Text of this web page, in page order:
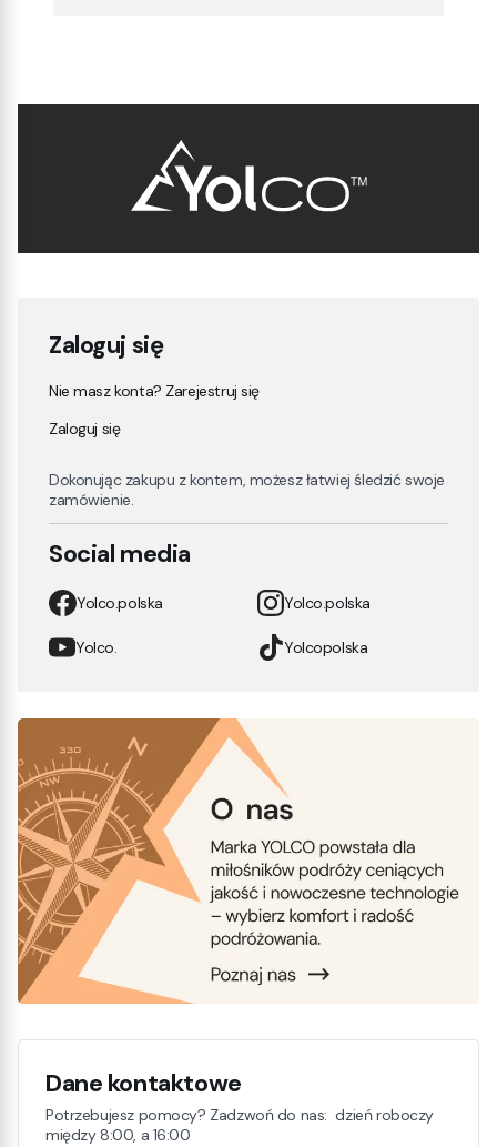
Zaloguj się
Nie masz konta? Zarejestruj się
Zaloguj się
Dokonując zakupu z kontem, możesz łatwiej śledzić swoje
zamówienie.
Social media
Yolco.polska Yolco.polska
Yolco. Yolcopolska
Dane kontaktowe
Potrzebujesz pomocy? Zadzwoń do nas: dzień roboczy
między 8:00, a 16:00